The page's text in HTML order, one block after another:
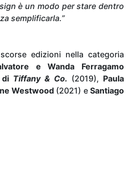
è un modo per stare dentro
semplificarla.”
edizioni nella categoria
e Wanda Ferragamo
di Tiffany & Co. (2019), Paula
Westwood (2021) eSantiago